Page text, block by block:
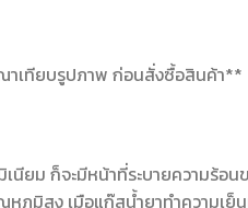
เทียบรูปภาพ ก่อนสั่งซื้อสินค้า**
นียม ก็จะมีหน้าที่ระบายความร้อน
ภูมิสูง เมือแก๊สน้ำยาทำความเย็